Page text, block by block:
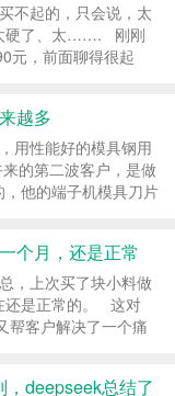
不起的，只会说，太
硬了、太……. 刚刚
元，前面聊得很起
越多
用性能好的模具钢用
的第二波客户，是做
他的端子机模具刀片
个月，还是正常
，上次买了块小料做
还是正常的。 这对
帮客户解决了一个痛
deepseek总结了